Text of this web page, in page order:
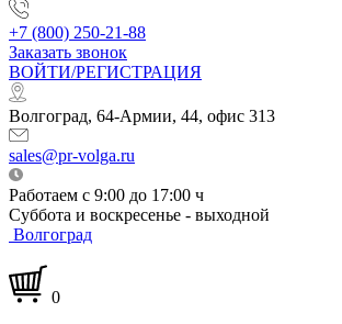
+7 (800) 250-21-88
Заказать звонок
ВОЙТИ/РЕГИСТРАЦИЯ
Волгоград, 64-Армии, 44, офис 313
sales@pr-volga.ru
Работаем с 9:00 до 17:00 ч
Суббота и воскресенье - выходной
Волгоград
0